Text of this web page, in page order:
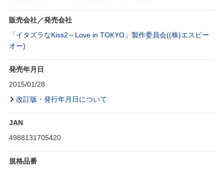
販売会社／発売会社
「イタズラなKiss2～Love in TOKYO」製作委員会((株)エスピー
オー)
発売年月日
2015/01/28
改訂版・発行年月日について
JAN
4988131705420
規格品番